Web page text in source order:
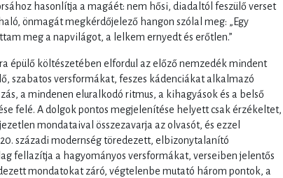
hasonlítja a magáét: nem hősi, diadaltól feszülő verset
önmagát megkérdőjelező hangon szólal meg: „Egy
meg a napvilágot, a lelkem ernyedt és erőtlen.”
épülő költészetében elfordul az előző nemzedék mindent
szabatos versformákat, feszes kádenciákat alkalmazó
a mindenen eluralkodó ritmus, a kihagyások és a belső
felé. A dolgok pontos megjelenítése helyett csak érzékeltet,
mondataival összezavarja az olvasót, és ezzel
századi modernség töredezett, elbizonytalanító
fellazítja a hagyományos versformákat, verseiben jelentős
mondatokat záró, végtelenbe mutató három pontok, a